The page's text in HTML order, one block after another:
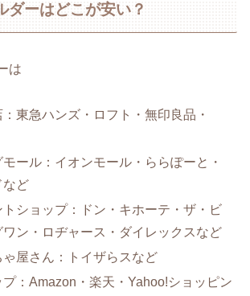
ダーはどこが安い？
は
東急ハンズ・ロフト・無印良品・
ール：イオンモール・ららぽーと・
など
ショップ：ドン・キホーテ・ザ・ビ
ワン・ロヂャース・ダイレックスなど
屋さん：トイザらスなど
：Amazon・楽天・Yahoo!ショッピン